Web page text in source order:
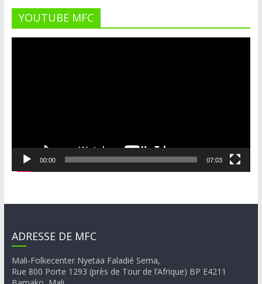
YOUTUBE MFC
00:00 07:03
ADRESSE DE MFC
Mali-Folkecenter Nyetaa Faladié Sema,
Rue 800 Porte 1293 (près de Tour de l’Afrique) BP E4211